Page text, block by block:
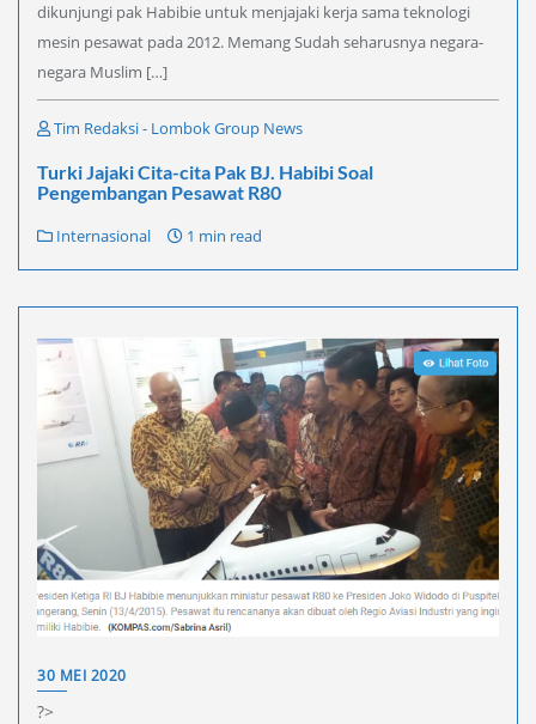
dikunjungi pak Habibie untuk menjajaki kerja sama teknologi
mesin pesawat pada 2012. Memang Sudah seharusnya negara-
negara Muslim […]
Tim Redaksi - Lombok Group News
Turki Jajaki Cita-cita Pak BJ. Habibi Soal
Pengembangan Pesawat R80
Internasional 1 min read
30 MEI 2020
?>